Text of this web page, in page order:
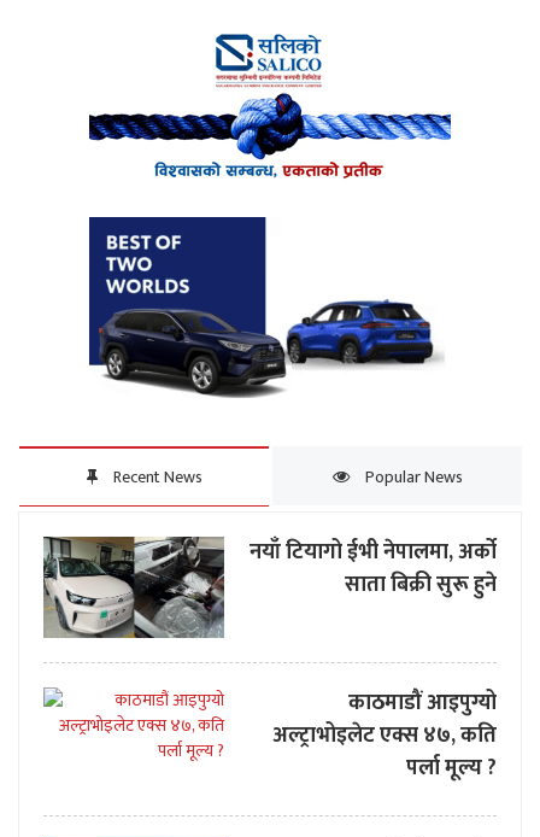
Recent News Popular News
नयाँ टियागो ईभी नेपालमा, अर्को
साता बिक्री सुरू हुने
काठमाडौं आइपुग्यो
अल्ट्राभोइलेट एक्स ४७, कति
पर्ला मूल्य ?